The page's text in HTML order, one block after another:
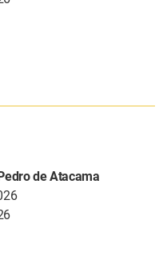
de Atacama